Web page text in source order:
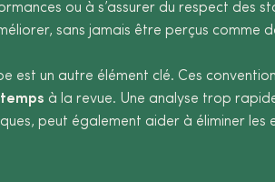
ou à s’assurer du respect des
sans jamais être perçus comme
est un autre élément clé. Ces
à la revue. Une analyse trop
peut également aider à éliminer les